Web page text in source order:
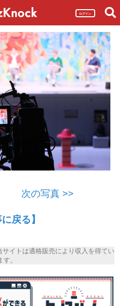
ログイン
次の写真 >>
に戻る】
イトは適格販売により収入を得てい
す。